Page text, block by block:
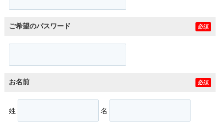
ご希望のパスワード 必須
お名前 必須
姓 名